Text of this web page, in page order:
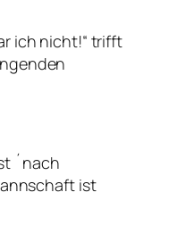
ich nicht!“ trifft
´nach
ist